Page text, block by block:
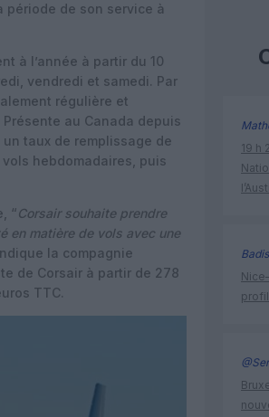
période de son service à
à l’année à partir du 10
vendredi et samedi. Par
régulière et
au Canada depuis
taux de remplissage de
hebdomadaires, puis
“Corsair souhaite prendre
en matière de vols avec une
la compagnie
de Corsair à partir de 278
TTC.
19 h